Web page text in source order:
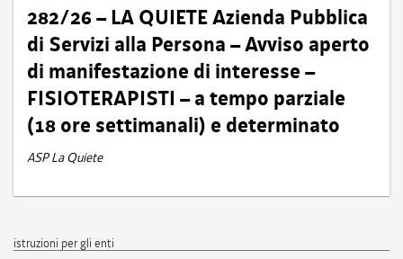
282/26 – LA QUIETE Azienda Pubblica
di Servizi alla Persona – Avviso aperto
di manifestazione di interesse –
FISIOTERAPISTI – a tempo parziale
(18 ore settimanali) e determinato
ASP La Quiete
istruzioni per gli enti